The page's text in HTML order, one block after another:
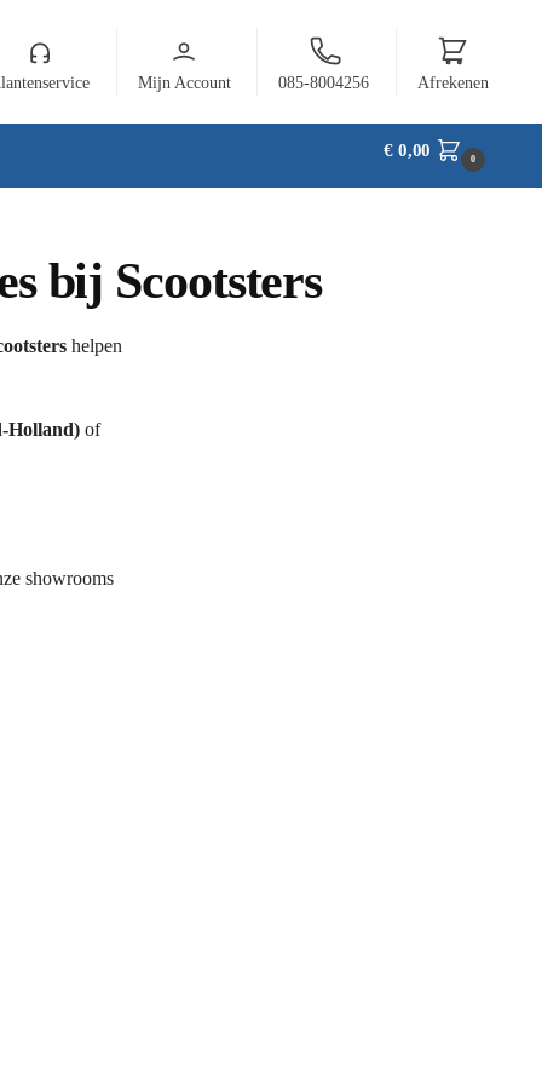
Mijn Account 085-8004256 Afrekenen
€0,00 0
bij Scootsters
helpen
Holland)of
showrooms